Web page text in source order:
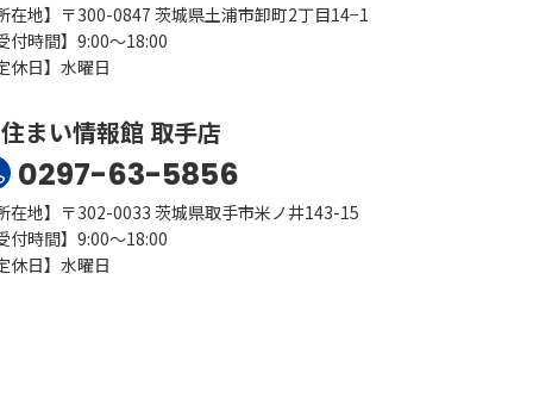
在地】〒300-0847 茨城県土浦市卸町2丁目14−1
付時間】9:00～18:00
休日】水曜日
まい情報館 取手店
0297-63-5856
在地】〒302-0033 茨城県取手市米ノ井143-15
付時間】9:00～18:00
休日】水曜日